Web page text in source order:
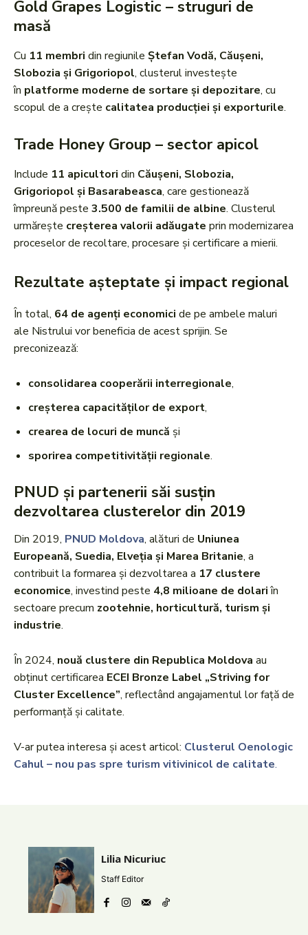
Gold Grapes Logistic – struguri de
masă
Cu 11 membri din regiunile Ștefan Vodă, Căușeni,
Slobozia și Grigoriopol, clusterul investește
în platforme moderne de sortare și depozitare, cu
scopul de a crește calitatea producției și exporturile.
Trade Honey Group – sector apicol
Include 11 apicultori din Căușeni, Slobozia,
Grigoriopol și Basarabeasca, care gestionează
împreună peste 3.500 de familii de albine. Clusterul
urmărește creșterea valorii adăugate prin modernizarea
proceselor de recoltare, procesare și certificare a mierii.
Rezultate așteptate și impact regional
În total, 64 de agenți economici de pe ambele maluri
ale Nistrului vor beneficia de acest sprijin. Se
preconizează:
consolidarea cooperării interregionale,
creșterea capacităților de export,
crearea de locuri de muncă și
sporirea competitivității regionale.
PNUD și partenerii săi susțin
dezvoltarea clusterelor din 2019
Din 2019, PNUD Moldova, alături de Uniunea
Europeană, Suedia, Elveția și Marea Britanie, a
contribuit la formarea și dezvoltarea a 17 clustere
economice, investind peste 4,8 milioane de dolariîn
sectoare precum zootehnie, horticultură, turism și
industrie.
În 2024, nouă clustere din Republica Moldova au
obținut certificarea ECEI Bronze Label „Striving for
Cluster Excellence”, reflectând angajamentul lor față de
performanță și calitate.
V-ar putea interesa și acest articol: Clusterul Oenologic
Cahul – nou pas spre turism vitivinicol de calitate.
Lilia Nicuriuc
Staff Editor